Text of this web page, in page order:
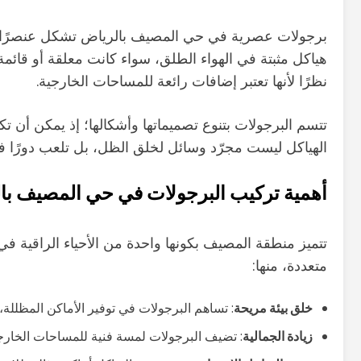
برجولات عصرية في حي المصيف بالرياض تشكل عنصرًا
هياكل مثبتة في الهواء الطلق، سواء كانت معلقة أو
نظرًا لأنها تعتبر إضافات رائعة للمساحات الخارجية.
تتسم البرجولات بتنوع تصميماتها وأشكالها؛ إذ يمكن
الهياكل ليست مجرّد وسائل لخلق الظل، بل تلعب دورًا
أهمية تركيب البرجولات في حي المصيف
تتميز منطقة المصيف بكونها واحدة من الأحياء
متعددة، منها:
خلق بيئة مريحة: تساهم البرجولات في توفير الأماكن
زيادة الجمالية: تضيف البرجولات لمسة فنية للمساحات